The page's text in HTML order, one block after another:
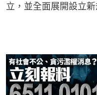
立，並全面展開設立